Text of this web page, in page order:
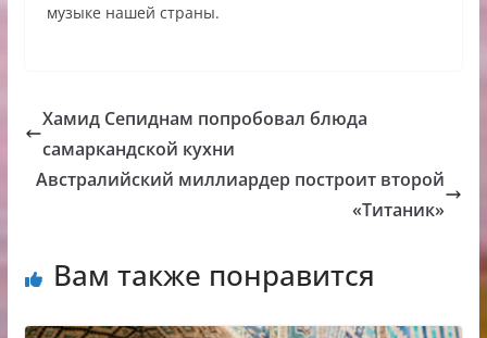
музыке нашей страны.
Хамид Сепиднам попробовал блюда
самаркандской кухни
Австралийский миллиардер построит второй
«Титаник»
Вам также понравится